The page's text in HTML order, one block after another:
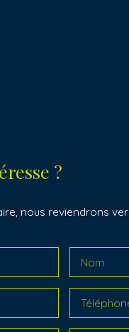
?
nous reviendrons
Nom